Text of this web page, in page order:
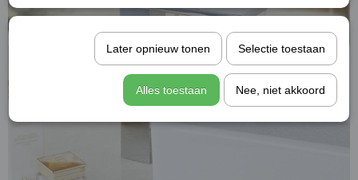
Later opnieuw tonen Selectie toestaan
Alles toestaan Nee, niet akkoord